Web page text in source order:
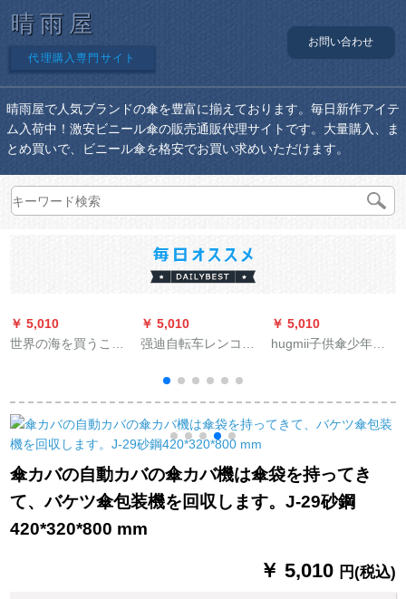
晴雨屋
代理購入専門サイト
お問い合わせ
晴雨屋で人気ブランドの傘を豊富に揃えております。毎日新作アイテ
ム入荷中！激安ビニール傘の販売通販代理サイトです。大量購入、ま
とめ買いで、ビニール傘を格安でお買い求めいただけます。
￥ 5,010
世界の海を買うこと
￥ 5,010
强迪自転车レンコー
男女フューシの大き
な帽子のつばは反射
板が长くなっていま
す。自転车のポイタ
スを共有します。
￥ 5,010
hugmii子供傘少年少
キノコ48 cm*8 k
傘カバの自動カバの傘カバ機は傘袋を持ってき
て、バケツ傘包装機を回収します。J-29砂鋼
420*320*800 mm
￥ 5,010 円(税込)